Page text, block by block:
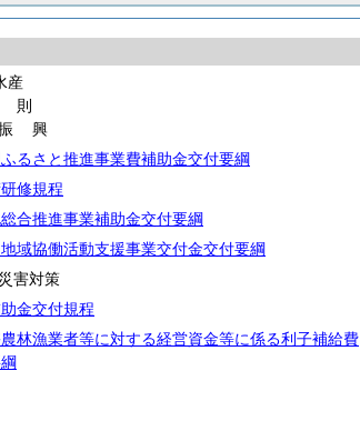
産
則
興
るさと推進事業費補助金交付要綱
修規程
合推進事業補助金交付要綱
域協働活動支援事業交付金交付要綱
害対策
金交付規程
林漁業者等に対する経営資金等に係る利子補給費